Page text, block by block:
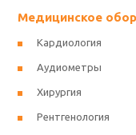
Медицинское
Кардиология
Аудиометры
Хирургия
Рентгенология